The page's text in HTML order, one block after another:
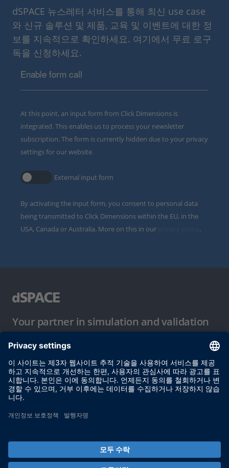
dSPACE 뉴스레터 서비스를 통해 최신 use case
와 신규 솔루션 및 제품, 교육 및 이벤트에 대한 정
보를 지속적으로 확인하세요. 여기에서 무료 로구
독을 신청하세요.
Enable form call
At this point, an input form from Click Dimensions is
integrated. This enables us to process your newsletter
subscription. The form is currently hidden due to your privacy
settings for our website.
External input form
By activating the input form, you consent to personal data
being transmitted to Click Dimensions within the EU, in the
USA, Canada or Australia. More on this in our
.
Your partner in simulation and validation
이용 약관
개인정보 보호정책
발행자 정보